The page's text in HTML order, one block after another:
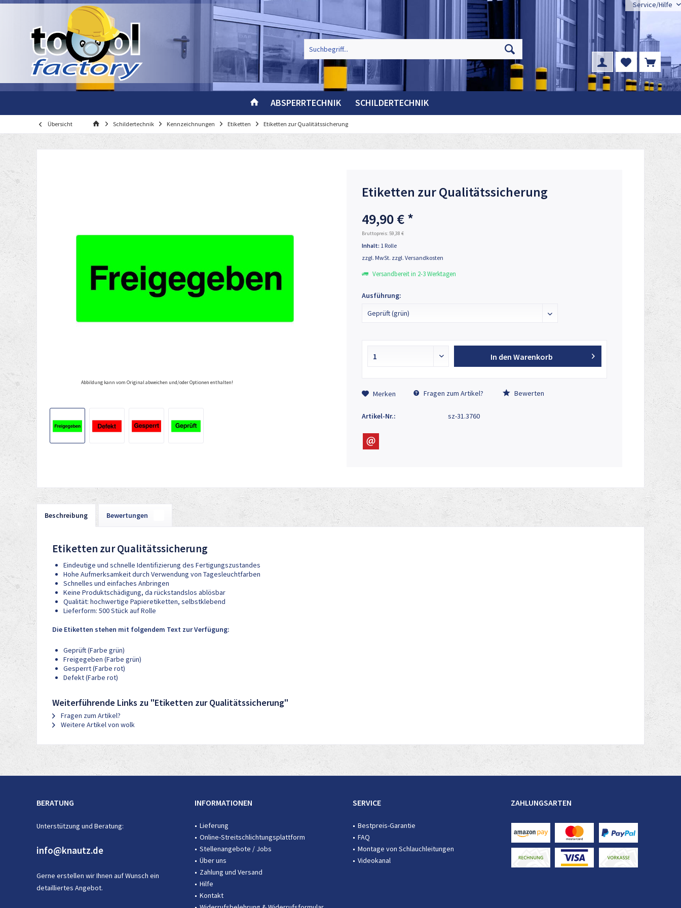
Service/Hilfe
ABSPERRTECHNIK SCHILDERTECHNIK
Übersicht Schildertechnik Kennzeichnungen Etiketten Etiketten zur Qualitätssicherung
Abbildung kann vom Original abweichen und/oder Optionen enthalten!
Etiketten zur Qualitätssicherung
49,90 € *
Bruttopreis: 59,38 €
Inhalt: 1 Rolle
zzgl. MwSt. zzgl. Versandkosten
Versandbereit in 2-3 Werktagen
Ausführung:
In den Warenkorb
Merken Fragen zum Artikel? Bewerten
Artikel-Nr.: sz-31.3760
Beschreibung Bewertungen
Etiketten zur Qualitätssicherung
Eindeutige und schnelle Identifizierung des Fertigungszustandes
Hohe Aufmerksamkeit durch Verwendung von Tagesleuchtfarben
Schnelles und einfaches Anbringen
Keine Produktschädigung, da rückstandslos ablösbar
Qualität: hochwertige Papieretiketten, selbstklebend
Lieferform: 500 Stück auf Rolle
Die Etiketten stehen mit folgendem Text zur Verfügung:
Geprüft (Farbe grün)
Freigegeben (Farbe grün)
Gesperrt (Farbe rot)
Defekt (Farbe rot)
Weiterführende Links zu "Etiketten zur Qualitätssicherung"
Fragen zum Artikel?
Weitere Artikel von wolk
BERATUNG
Unterstützung und Beratung:
info@knautz.de
Gerne erstellen wir Ihnen auf Wunsch ein
detailliertes Angebot.
INFORMATIONEN
Lieferung
Online-Streitschlichtungsplattform
Stellenangebote / Jobs
Über uns
Zahlung und Versand
Hilfe
Kontakt
SERVICE
Bestpreis-Garantie
FAQ
Montage von Schlauchleitungen
Videokanal
ZAHLUNGSARTEN